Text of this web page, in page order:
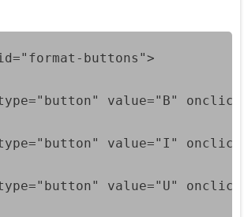
buttons">
value="B"
value="I"
value="U"